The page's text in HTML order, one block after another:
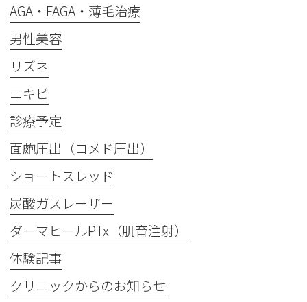
AGA・FAGA・薄毛治療
男性美容
リズネ
ニキビ
診療予定
面皰圧出（コメド圧出）
ショートスレッド
炭酸ガスレーザー
ダーマヒールPTx（肌育注射）
体験記事
クリニックからのお知らせ